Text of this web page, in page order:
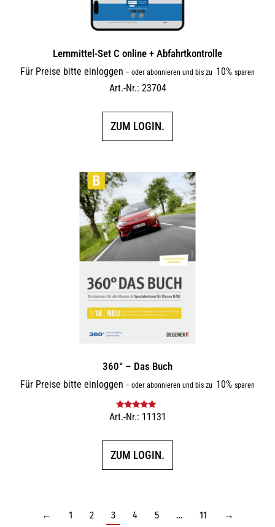
Lernmittel-Set C online + Abfahrtkontrolle
Für Preise bitte einloggen – oder abonnieren und bis zu 10% sparen
Art.-Nr.: 23704
ZUM LOGIN.
360° – Das Buch
Für Preise bitte einloggen – oder abonnieren und bis zu 10% sparen
Bewertet mit
Art.-Nr.: 11131
ZUM LOGIN.
← 1 2 3 4 5 … 11 →